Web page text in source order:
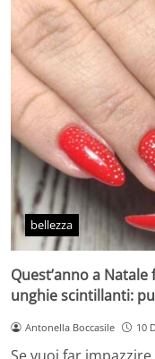
bellezza
Quest’anno a
unghie scintillanti:
Antonella Boccasile 10